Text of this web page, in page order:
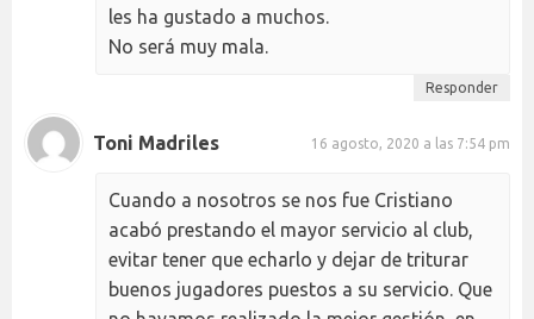
les ha gustado a muchos.
No será muy mala.
Responder
Toni Madriles 16 agosto, 2020 a las 7:54 pm
Cuando a nosotros se nos fue Cristiano
acabó prestando el mayor servicio al club,
evitar tener que echarlo y dejar de triturar
buenos jugadores puestos a su servicio. Que